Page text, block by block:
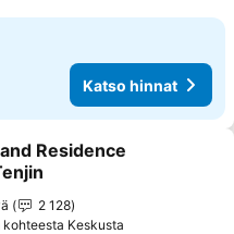
Katso hinnat
suosikkeihin
Residence
2 128
kohteesta Keskusta